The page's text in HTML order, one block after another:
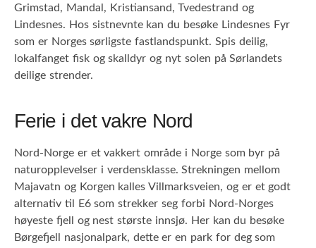
Grimstad, Mandal, Kristiansand, Tvedestrand og
Lindesnes. Hos sistnevnte kan du besøke Lindesnes Fyr
som er Norges sørligste fastlandspunkt. Spis deilig,
lokalfanget fisk og skalldyr og nyt solen på Sørlandets
deilige strender.
Ferie i det vakre Nord
Nord-Norge er et vakkert område i Norge som byr på
naturopplevelser i verdensklasse. Strekningen mellom
Majavatn og Korgen kalles Villmarksveien, og er et godt
alternativ til E6 som strekker seg forbi Nord-Norges
høyeste fjell og nest største innsjø. Her kan du besøke
Børgefjell nasjonalpark, dette er en park for deg som